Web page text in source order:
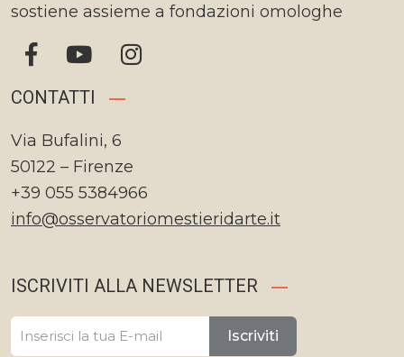
sostiene assieme a fondazioni omologhe
CONTATTI
Via Bufalini, 6
50122 – Firenze
+39 055 5384966
info@osservatoriomestieridarte.it
ISCRIVITI ALLA NEWSLETTER
Iscriviti